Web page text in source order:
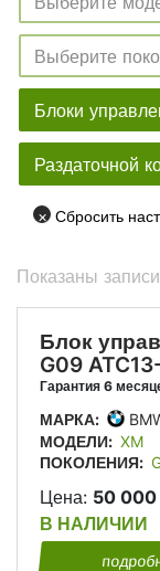
× Сбросить
Показаны записи
Блок
G09
Гарантия 6
МАРКА:
МОДЕЛИ: XM
ПОКОЛЕНИЯ:
Цена: 50 000
В НАЛИЧИИ